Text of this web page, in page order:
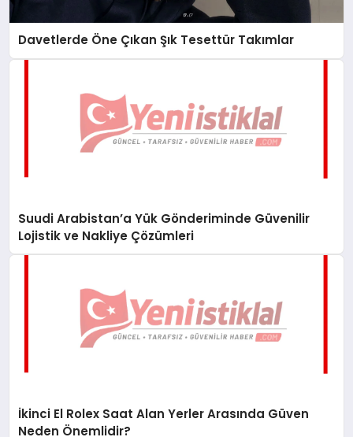
Davetlerde Öne Çıkan Şık Tesettür Takımlar
Suudi Arabistan’a Yük Gönderiminde Güvenilir
Lojistik ve Nakliye Çözümleri
İkinci El Rolex Saat Alan Yerler Arasında Güven
Neden Önemlidir?